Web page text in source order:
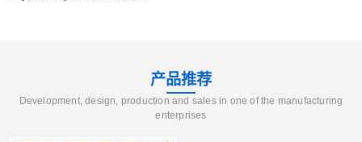
产品推荐
Development, design, production and sales in one of the manufacturing
enterprises